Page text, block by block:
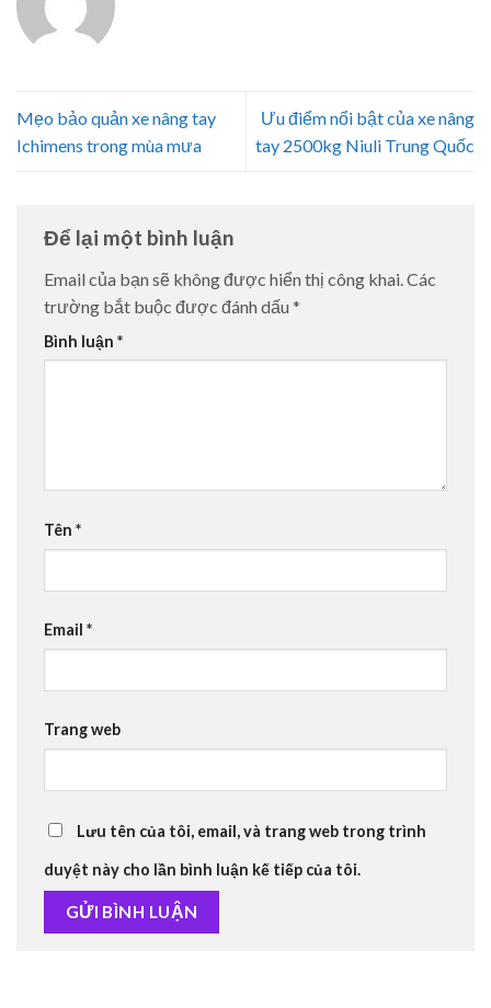
Mẹo bảo quản xe nâng tay
Ichimens trong mùa mưa
Ưu điểm nổi bật của xe nâng
tay 2500kg Niuli Trung Quốc
Để lại một bình luận
Email của bạn sẽ không được hiển thị công khai. Các
trường bắt buộc được đánh dấu *
Bình luận *
Tên *
Email *
Trang web
Lưu tên của tôi, email, và trang web trong trình
duyệt này cho lần bình luận kế tiếp của tôi.